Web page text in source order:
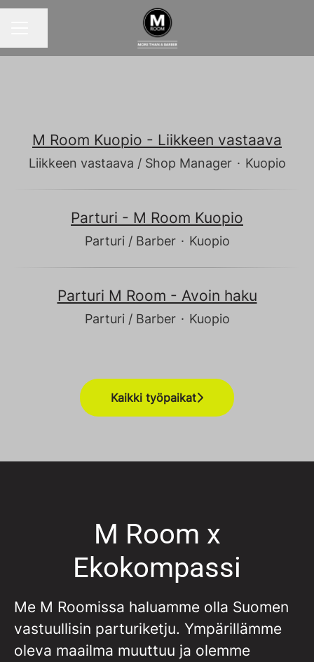
M Room Kuopio - Liikkeen vastaava
Liikkeen vastaava / Shop Manager · Kuopio
Parturi - M Room Kuopio
Parturi / Barber · Kuopio
Parturi M Room - Avoin haku
Parturi / Barber · Kuopio
Kaikki työpaikat
M Room x
Ekokompassi
Me M Roomissa haluamme olla Suomen
vastuullisin parturiketju. Ympärillämme
oleva maailma muuttuu ja olemme